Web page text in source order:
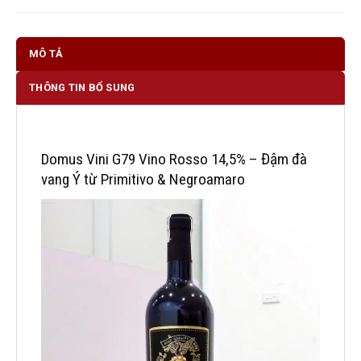
MÔ TẢ
THÔNG TIN BỔ SUNG
Domus Vini G79 Vino Rosso 14,5% – Đậm đà
vang Ý từ Primitivo & Negroamaro